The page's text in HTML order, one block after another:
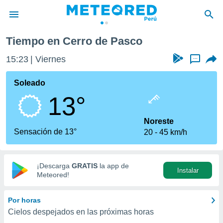
de
ha sido
calidad.
a este
las
y
digital
basada
Tiempo en Cerro de Pasco
15:23 Viernes ...
Soleado
13°
Sensación de 13°
Noreste
20
45 km/h
¡Descarga GRATIS la app de
Meteored!
Instalar
Por horas
Cielos despejados en las próximas horas